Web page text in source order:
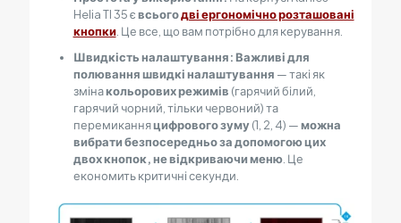
Helia TI 35 євсьогодві ергономічно розташовані
кнопки. Це все, що вам потрібно для керування.
Швидкість налаштування:Важливі для
полювання швидкі налаштування — такі як
змінакольорових режимів (гарячий білий,
гарячий чорний, тільки червоний) та
перемиканняцифрового зуму(1, 2, 4) —можна
вибрати безпосередньо за допомогою цих
двох кнопок, не відкриваючи меню. Це
економить критичні секунди.